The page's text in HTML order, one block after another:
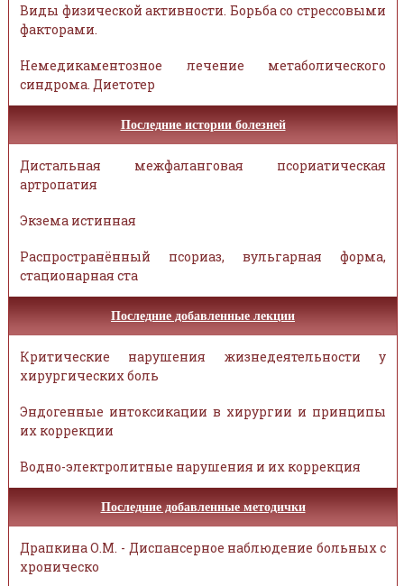
Виды физической активности. Борьба со стрессовыми
факторами.
Немедикаментозное лечение метаболического
синдрома. Диетотер
Последние истории болезней
Дистальная межфаланговая псориатическая
артропатия
Экзема истинная
Распространённый псориаз, вульгарная форма,
стационарная ста
Последние добавленные лекции
Критические нарушения жизнедеятельности у
хирургических боль
Эндогенные интоксикации в хирургии и принципы
их коррекции
Водно-электролитные нарушения и их коррекция
Последние добавленные методички
Драпкина О.М. - Диспансерное наблюдение больных с
хроническо